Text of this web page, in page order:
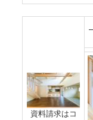
資料請求はコ